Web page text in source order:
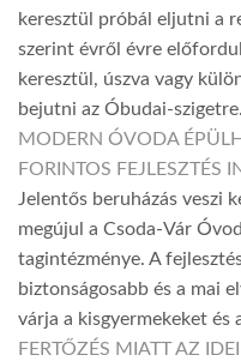
keresztül próbál eljutni a
szerint évről évre
keresztül, úszva vagy
bejutni az Óbudai-szigetre.
MODERN ÓVODA
FORINTOS FEJLESZTÉS
Jelentős beruházás veszi
megújul a Csoda-Vár
tagintézménye. A
biztonságosabb és a mai
várja a kisgyermekeket és
FERTŐZÉS MIATT AZ